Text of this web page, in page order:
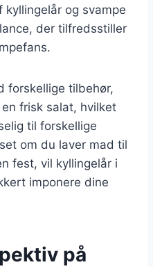
kyllingelår og svampe
der tilfredsstiller
forskellige tilbehør,
frisk salat, hvilket
til forskellige
om du laver mad til
fest, vil kyllingelår i
imponere dine
på